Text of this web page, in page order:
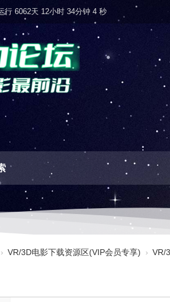
行 6062天 12小时 34分钟 5 秒
› VR/3D电影下载资源区(VIP会员专享) › VR/